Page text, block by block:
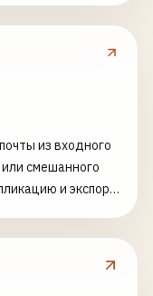
из входного
смешанного
и экспорт